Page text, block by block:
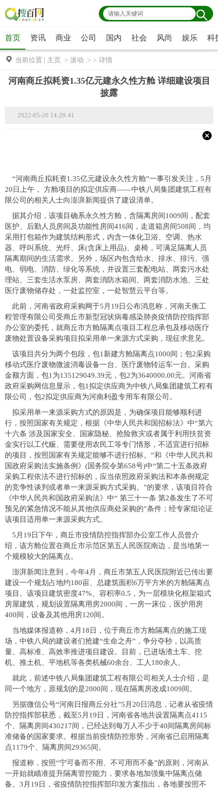
首页 资讯 商业 公司 国内 社会 风尚 娱乐 科
当前位置 主页 > 滚动 > > 详情
河南商丘拟耗资1.35亿元建永久性方舱 详细建设项目
披露
2022-05-20 14:29:41
“河南商丘拟耗资1.35亿元建设永久性方舱”一事引发关注，5月
20日上午， 方舱项目的拟定供应商——中铁八局集团建筑工程有
限公司的相关人士向澎湃新闻提供了建设清单。
据其介绍，该项目确系永久性方舱，含隔离房间1009间，配套
医护、后勤人员房间及功能性房间416间，走道箱房间508间，均
采用打包箱作为建筑结构形式，内含一体化卫浴、空调、热水
器、呼叫系统、光纤、床(含床上用品)、桌椅，可满足隔离人员
隔离期间的生活需求。另外，场区内包含给水、排水、排污、强
电、弱电、消防、绿化等系统，并设置三套配电站、两套污水处
理站、三套生活水泵房、两套消防水箱间、两套消防水池、三处
医疗废物储存处，一处监控室，一处智慧云平台等。
此前，河南省政府采购网于5月19日公布消息称，河南天衡工
程管理有限公司受商丘市新型冠状病毒感染肺炎疫情防控指挥部
办公室的委托，就商丘市方舱隔离点项目工程总承包及移动医疗
废物处置设备采购项目拟采用单一来源方式采购，现征求意见。
该项目共分为两个包段，包1新建方舱隔离点1000间；包2采购
移动式医疗废物微波消毒设备一台、医疗废物转运车一台。采购
金额方面，包1为135129049.39元，包2为3640000.00元。河南省
政府采购网信息显示，包1拟定供应商为中铁八局集团建筑工程有
限公司，包2拟定供应商为河南利盈专用车有限公司。
拟采用单一来源采购方式的原因是，为确保项目能够顺利进
行，按照国家有关规定，根据《中华人民共和国招标法》中“第六
十六条 涉及国家安全、国家隐秘、抢险救灾或者属于利用扶贫资
金实行以工代赈、需要使用农民工等专门情形，不适宜进行招标
的项目，按照国家有关规定能够不进行招标。”和《中华人民共和
国政府采购法实施条例》(国务院令第658号)中“第二十五条政府
采购工程依法不进行招标的，应当依照政府采购法和本条例规定
的竞争性谈判或者单一来源采购方式采购。”的要求，该项目符合
《中华人民共和国政府采购法》中“ 第三十一条 第2条发生了不可
预见的紧急情况不能从其他供应商处采购的”条件；经专家组论证
该项目适用单一来源采购方式。
5月19日下午，商丘市疫情防控指挥部办公室工作人员曾介
绍，该方舱位置在商丘市示范区第五人民医院南边，是当地第一
个规模较大的隔离点。
澎湃新闻注意到，今年4月，商丘市第五人民医院附近已传出要
建设一个规划占地约180亩、总建筑面积6万平方米的方舱隔离点
项目。该项目建筑密度47%、容积率0.5，为一层模块化框架箱式
房屋建筑，规划设置隔离用房2000间，一房一床位，医护用房
400间，设备及其他用房120间。
当地媒体报道称，4月18日，位于商丘市方舱隔离点的施工现
场，中铁八局的建设者们抢建“生命之舟”，争分夺秒，以高质
量、高标准、高效率推进项目建设。目前，已进场渣土车、挖
机、推土机、平地机等各类机械60余台、工人180余人。
就此，前述中铁八局集团建筑工程有限公司相关人士介绍，是
同一个地方，原规划的是2000间，现在隔离房改成1009间。
另据微信公号“河南日报商丘分社”5月20日消息，记者从省疫情
防控指挥部获悉，截至5月19日，河南省各地共设置隔离点4115
个、隔离房间430217间，已经达到每万人不少于40间隔离房间标
准储备的国家要求。根据当前疫情防控形势，河南省已启用隔离
点1179个、隔离房间29365间。
报道称，按照“宁可备而不用、不可用而不备”的原则，河南从
一开始就瞄准提升隔离管控能力，要求各地加强集中隔离点储
备。3月19日，省疫情防控指挥部印发方案指出，各地要按照不